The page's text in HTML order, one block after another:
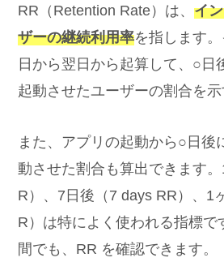
RR（Retention Rate）は、イ
ザーの継続利用率を指します
日から翌日から起算して、○日
起動させたユーザーの割合を示
また、アプリの起動から○日後
動させた割合も算出できます
R）、7日後（7 days RR）、1
R）は特によく使われる指標で
間でも、RR を確認できます。